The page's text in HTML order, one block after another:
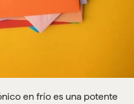
en frío es una potente